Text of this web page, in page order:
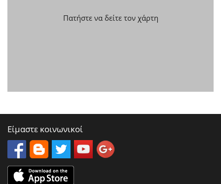
Πατήστε να δείτε τον χάρτη
Είμαστε κοινωνικοί